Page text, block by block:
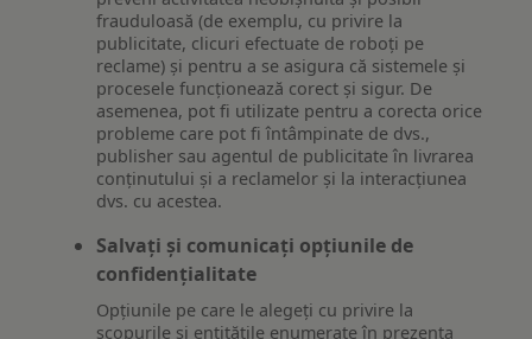
frauduloasă (de exemplu, cu privire la
publicitate, clicuri efectuate de roboți pe
reclame) și pentru a se asigura că sistemele și
procesele funcționează corect și sigur. De
asemenea, pot fi utilizate pentru a corecta orice
probleme care pot fi întâmpinate de dvs.,
publisher sau agentul de publicitate în livrarea
conținutului și a reclamelor și la interacțiunea
dvs. cu acestea.
Salvați și comunicați opțiunile de
confidențialitate
Opțiunile pe care le alegeți cu privire la
scopurile și entitățile enumerate în prezenta